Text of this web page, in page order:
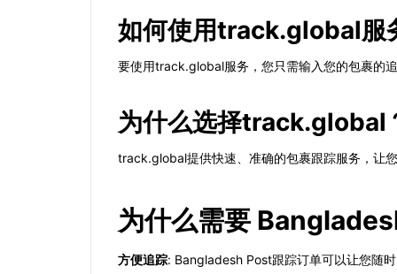
如何使用track.global服
要使用track.global服务，您只需输入您的包裹的
为什么选择track.global
track.global提供快速、准确的包裹跟踪服务，让
为什么需要
方便追踪: Bangladesh Post跟踪订单可以让您随